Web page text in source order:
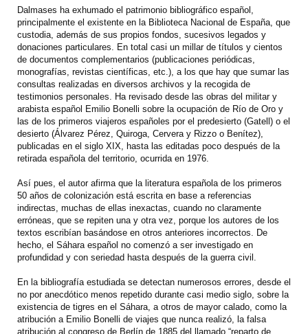
Dalmases ha exhumado el patrimonio bibliográfico español,
principalmente el existente en la Biblioteca Nacional de España, que
custodia, además de sus propios fondos, sucesivos legados y
donaciones particulares. En total casi un millar de títulos y cientos
de documentos complementarios (publicaciones periódicas,
monografías, revistas científicas, etc.), a los que hay que sumar las
consultas realizadas en diversos archivos y la recogida de
testimonios personales. Ha revisado desde las obras del militar y
arabista español Emilio Bonelli sobre la ocupación de Río de Oro y
las de los primeros viajeros españoles por el predesierto (Gatell) o el
desierto (Álvarez Pérez, Quiroga, Cervera y Rizzo o Benítez),
publicadas en el siglo XIX, hasta las editadas poco después de la
retirada española del territorio, ocurrida en 1976.
Así pues, el autor afirma que la literatura española de los primeros
50 años de colonización está escrita en base a referencias
indirectas, muchas de ellas inexactas, cuando no claramente
erróneas, que se repiten una y otra vez, porque los autores de los
textos escribían basándose en otros anteriores incorrectos. De
hecho, el Sáhara español no comenzó a ser investigado en
profundidad y con seriedad hasta después de la guerra civil.
En la bibliografía estudiada se detectan numerosos errores, desde el
no por anecdótico menos repetido durante casi medio siglo, sobre la
existencia de tigres en el Sáhara, a otros de mayor calado, como la
atribución a Emilio Bonelli de viajes que nunca realizó, la falsa
atribución al congreso de Berlín de 1885 del llamado “reparto de